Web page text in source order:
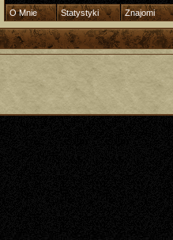
O Mnie Statystyki Znajomi